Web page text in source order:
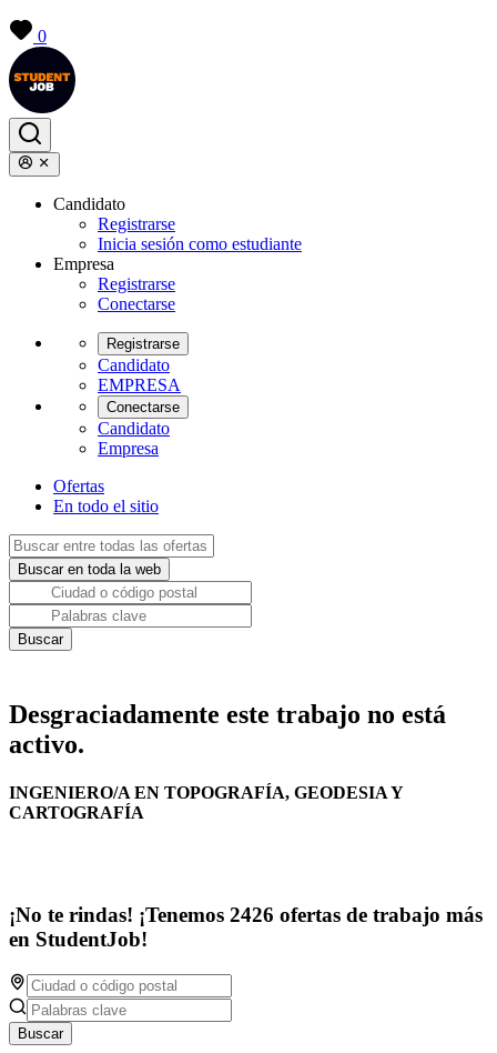
0
Candidato
Registrarse
Inicia sesión como estudiante
Empresa
Registrarse
Conectarse
Registrarse
Candidato
EMPRESA
Conectarse
Candidato
Empresa
Ofertas
En todo el sitio
Desgraciadamente este trabajo no está
activo.
INGENIERO/A EN TOPOGRAFÍA, GEODESIA Y
CARTOGRAFÍA
¡No te rindas! ¡Tenemos 2426 ofertas de trabajo más
en StudentJob!
Buscar